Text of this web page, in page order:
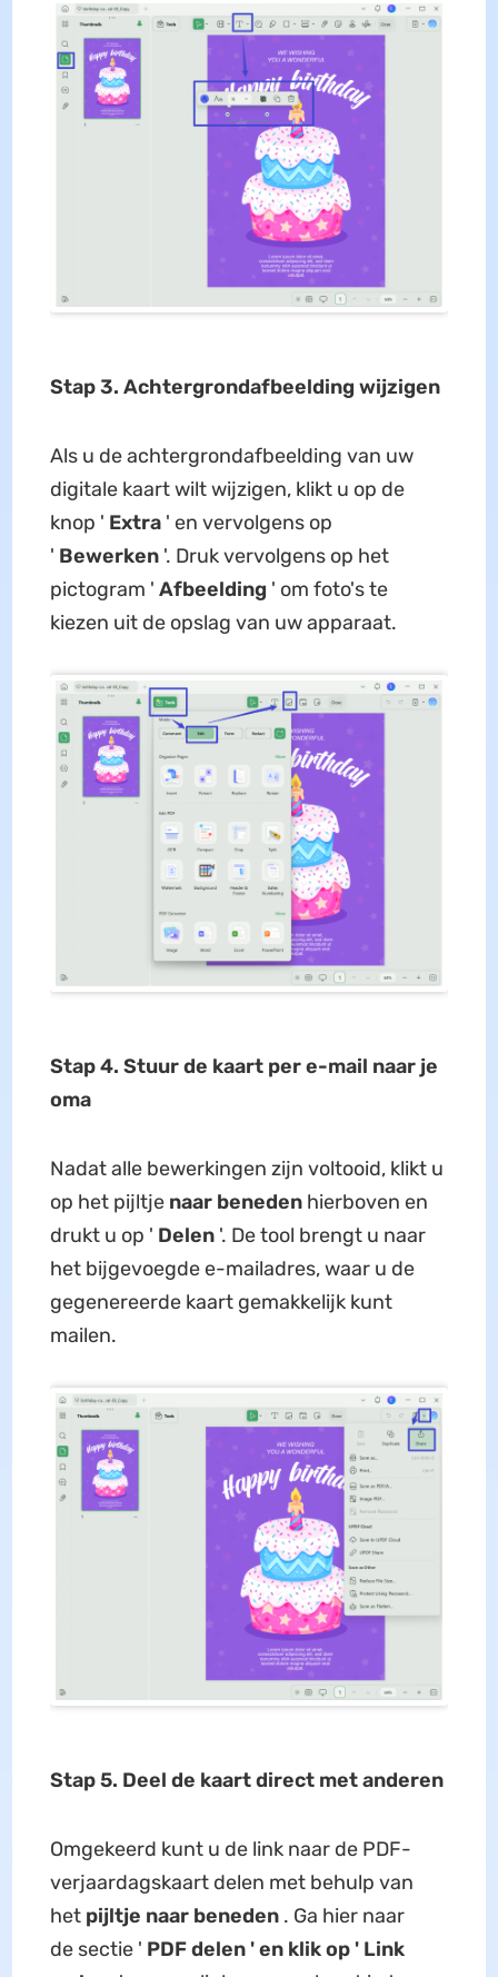
Stap 3. Achtergrondafbeelding wijzigen
Als u de achtergrondafbeelding van uw
digitale kaart wilt wijzigen, klikt u op de
knop ' Extra' en vervolgens op
' Bewerken'. Druk vervolgens op het
pictogram ' Afbeelding ' om foto's te
kiezen uit de opslag van uw apparaat.
Stap 4. Stuur de kaart per e-mail naar je
oma
Nadat alle bewerkingen zijn voltooid, klikt u
op het pijltje naar benedenhierboven en
drukt u op ' Delen'. De tool brengt u naar
het bijgevoegde e-mailadres, waar u de
gegenereerde kaart gemakkelijk kunt
mailen.
Stap 5. Deel de kaart direct met anderen
Omgekeerd kunt u de link naar de PDF-
verjaardagskaart delen met behulp van
het pijltje naar beneden. Ga hier naar
de sectie ' PDF delen ' en klik op ' Link